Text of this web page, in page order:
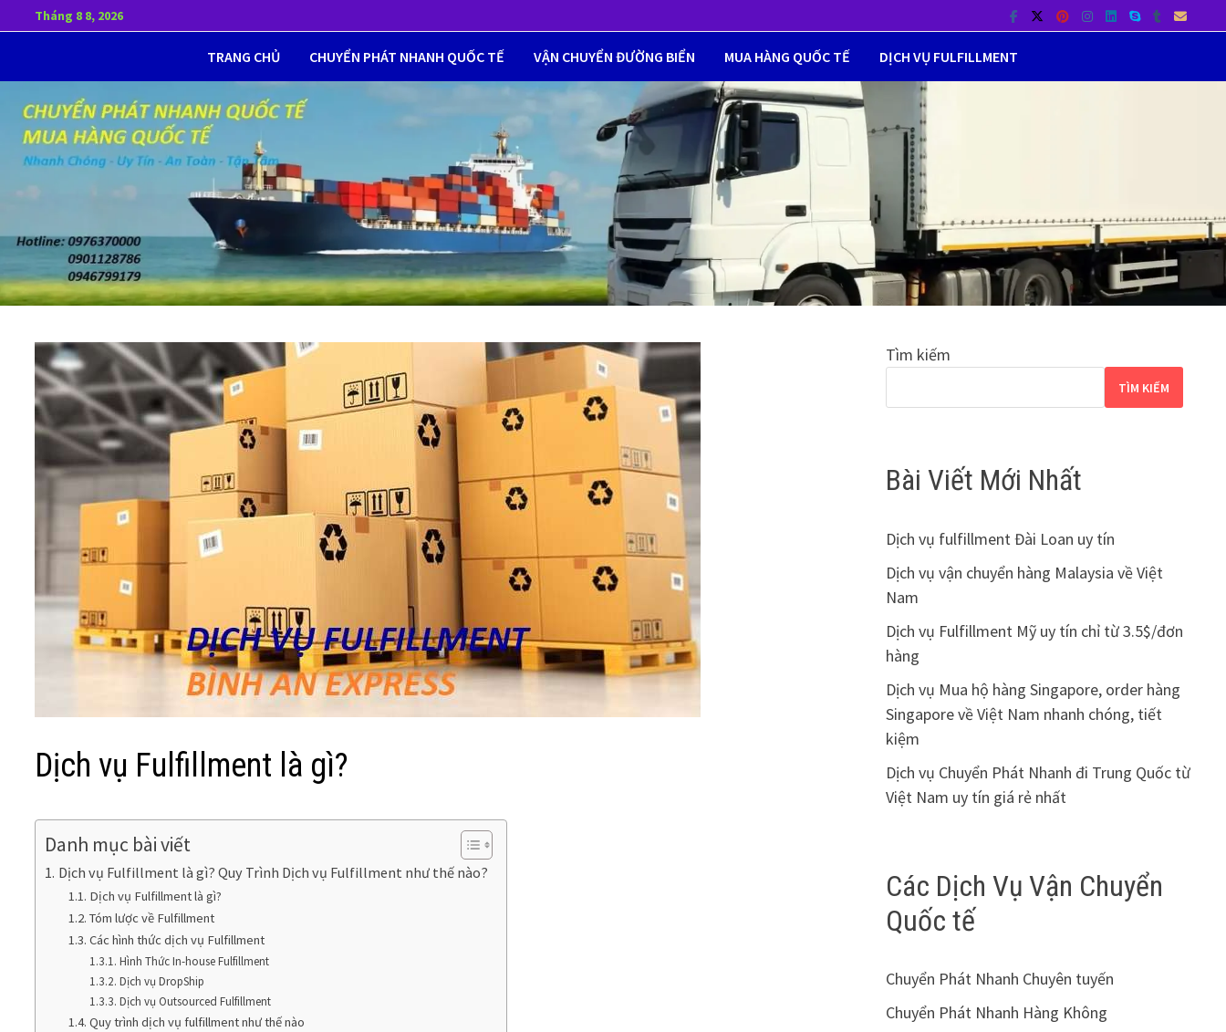
to
Tháng 8 8, 2026
TRANG CHỦ CHUYỂN PHÁT NHANH QUỐC TẾ VẬN CHUYỂN ĐƯỜNG BIỂN MUA HÀNG QUỐC TẾ DỊCH VỤ FULFILLMENT
Dịch vụ Fulfillment là gì?
Danh mục bài viết
Dịch vụ Fulfillment là gì? Quy Trình Dịch vụ Fulfillment như thế nào?
Dịch vụ Fulfillment là gì?
Tóm lược về Fulfillment
Các hình thức dịch vụ Fulfillment
Hình Thức In-house Fulfillment
Dịch vụ DropShip
Dịch vụ Outsourced Fulfillment
Quy trình dịch vụ fulfillment như thế nào
Tìm kiếm
TÌM KIẾM
Bài Viết Mới Nhất
Dịch vụ fulfillment Đài Loan uy tín
Dịch vụ vận chuyển hàng Malaysia về Việt
Nam
Dịch vụ Fulfillment Mỹ uy tín chỉ từ 3.5$/đơn
hàng
Dịch vụ Mua hộ hàng Singapore, order hàng
Singapore về Việt Nam nhanh chóng, tiết
kiệm
Dịch vụ Chuyển Phát Nhanh đi Trung Quốc từ
Việt Nam uy tín giá rẻ nhất
Các Dịch Vụ Vận Chuyển
Quốc tế
Chuyển Phát Nhanh Chuyên tuyến
Chuyển Phát Nhanh Hàng Không